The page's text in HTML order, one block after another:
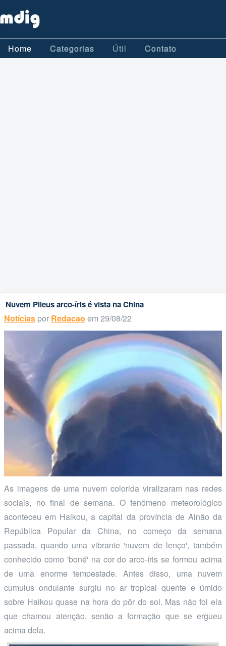
Home Categorias Útil Contato
Nuvem Pileus arco-íris é vista na China
Notícias por Redacao em 29/08/22
As imagens de uma nuvem colorida viralizaram nas redes
sociais, no final de semana. O fenômeno meteorológico
aconteceu em Haikou, a capital da província de Ainão da
República Popular da China, no começo da semana
passada, quando uma vibrante 'nuvem de lenço', também
conhecido como 'boné' na cor do arco-íris se formou acima
de uma enorme tempestade. Antes disso, uma nuvem
cumulus ondulante surgiu no ar tropical quente e úmido
sobre Haikou quase na hora do pôr do sol. Mas não foi ela
que chamou atenção, senão a formação que se ergueu
acima dela.